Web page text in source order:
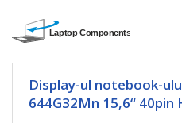
Display-ul notebook-
644G32Mn 15,6“ 40pin